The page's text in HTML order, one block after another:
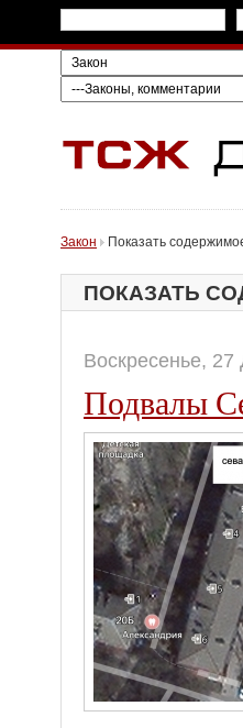
Закон Показать
ПОКАЗАТЬ
Воскресенье,
Подвалы